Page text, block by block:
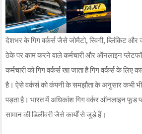
देशभर के गिग वर्कर्स जैसे जोमैटो, स्विगी, ब्लिंकिट
ठेके पर काम करने वाले कर्मचारी और ऑनलाइन
कर्मचारी को गिग वर्कर्स खा जाता है गिग वर्कर्स के लिए
है। ऐसे वर्कर्स को कंपनी के समझौता के अनुसार कभी
पड़ता है। भारत में अधिकांश गिग वर्कर ऑनलाइन फूड
सामान की डिलीवरी जैसे कार्यों से जुड़े हैं।